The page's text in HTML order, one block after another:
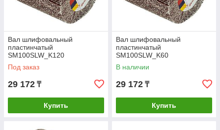
Вал шлифовальный
пластинчатый
SM100SLW_K120
Под заказ
29 172 ₸
Купить
Вал шлифовальный
пластинчатый
SM100SLW_K60
В наличии
29 172 ₸
Купить